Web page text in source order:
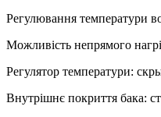
Регулювання температури
Можливість непрямого
Регулятор температури:
Внутрішнє покриття бака: